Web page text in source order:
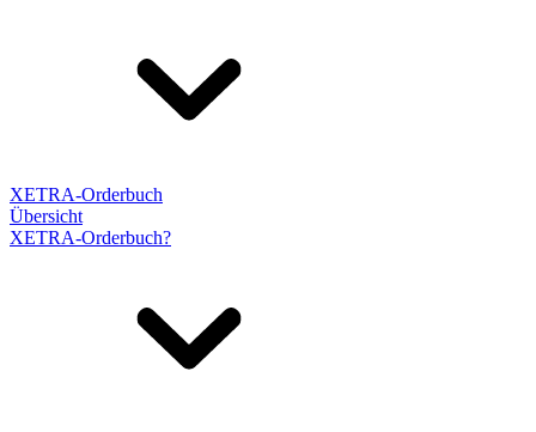
XETRA-Orderbuch
Übersicht
XETRA-Orderbuch?